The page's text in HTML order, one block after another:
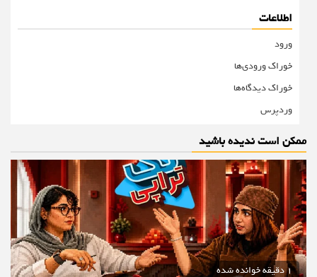
اطلاعات
ورود
خوراک ورودی‌ها
خوراک دیدگاه‌ها
وردپرس
ممکن است ندیده باشید
1 دقیقه خوانده شده